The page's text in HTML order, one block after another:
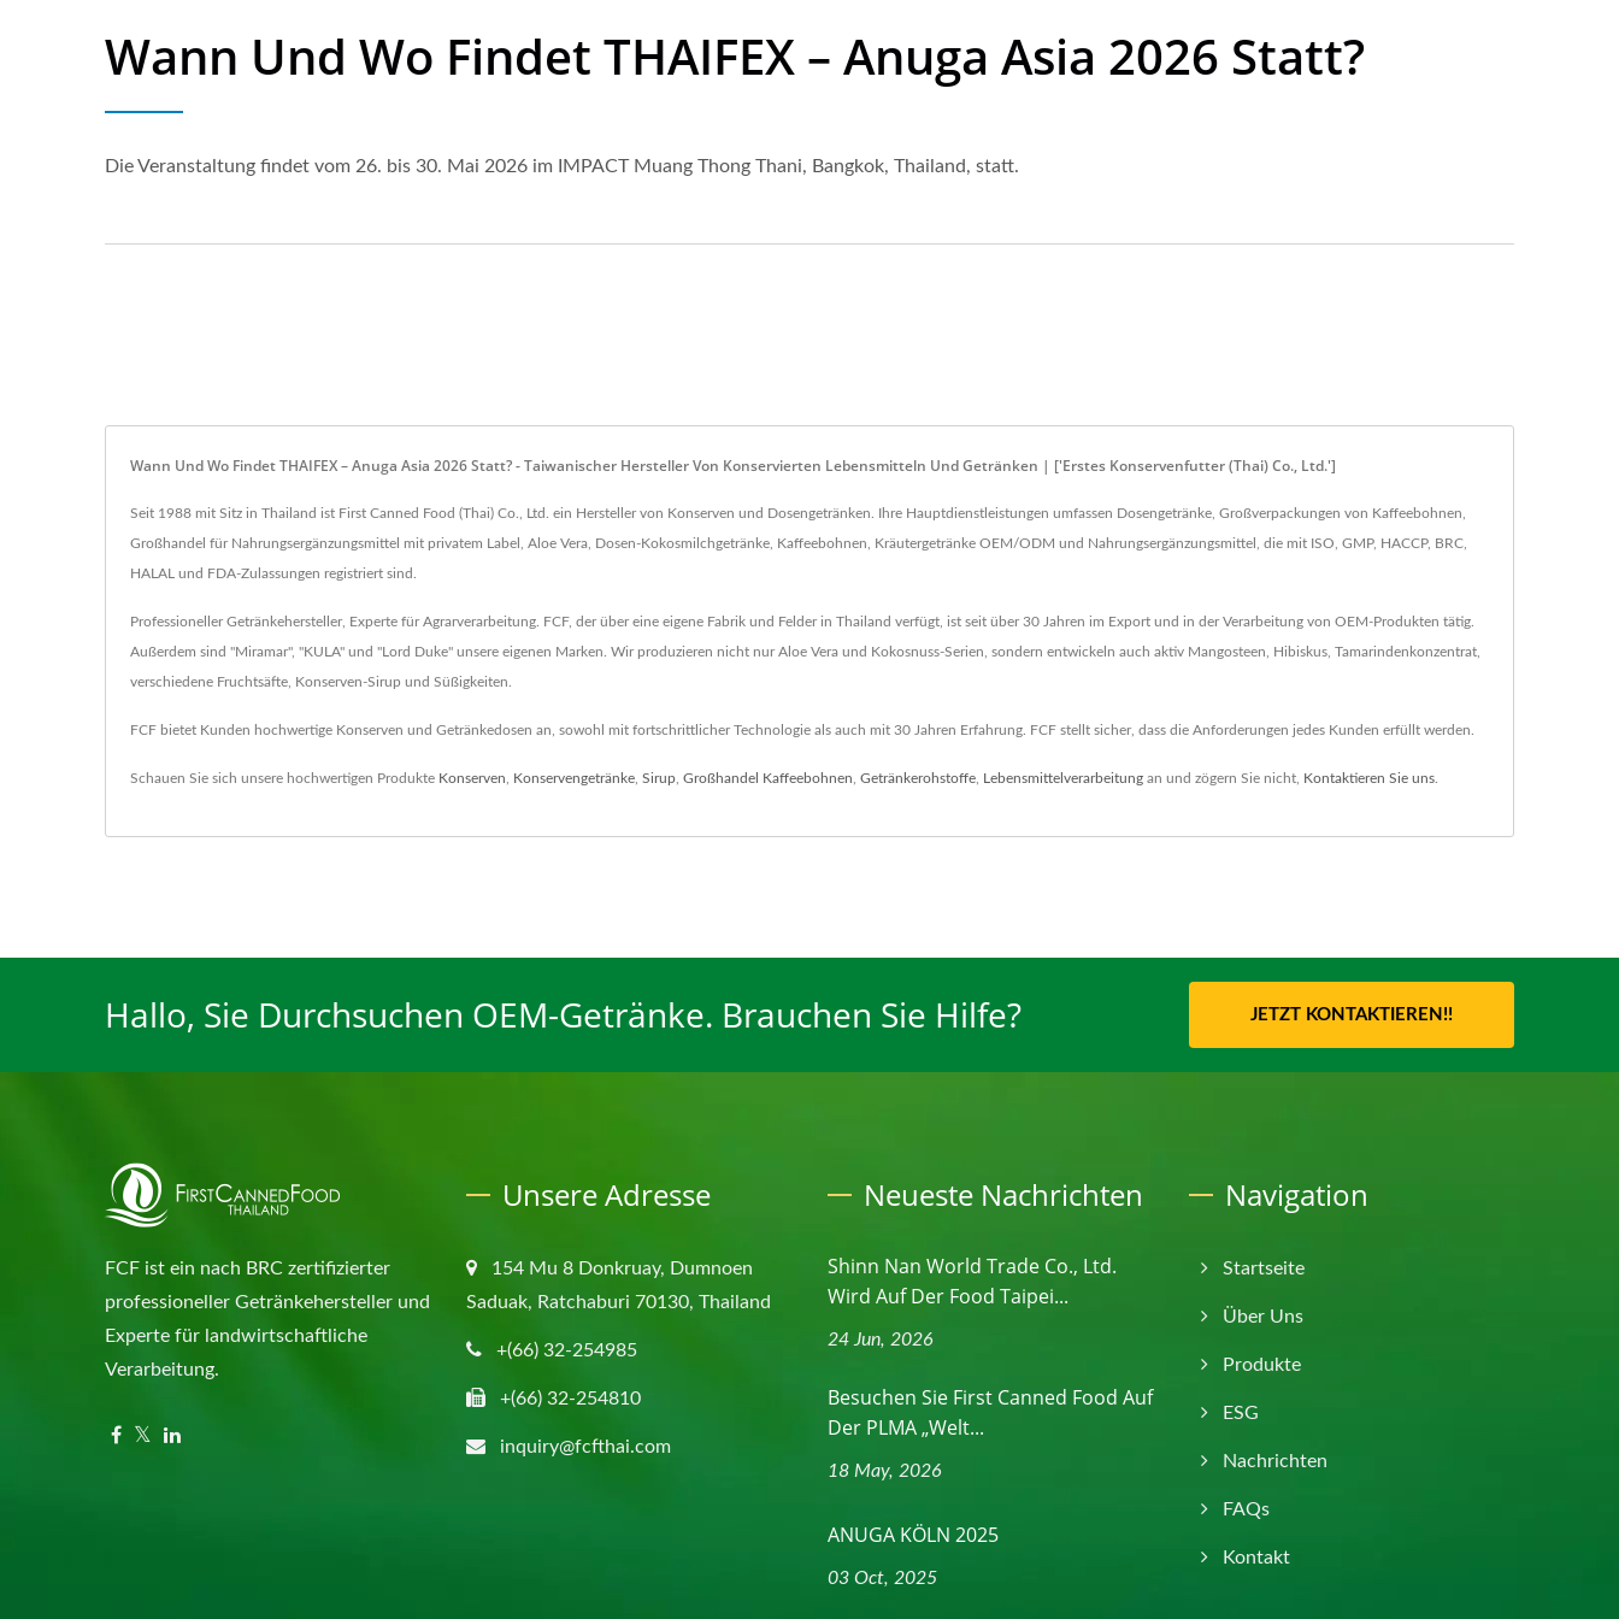
Wann Und Wo Findet THAIFEX – Anuga Asia 2026 Statt?
Die Veranstaltung findet vom 26. bis 30. Mai 2026 im IMPACT Muang Thong Thani, Bangkok, Thailand, statt.
Wann Und Wo Findet THAIFEX – Anuga Asia 2026 Statt? - Taiwanischer Hersteller Von Konservierten Lebensmitteln Und Getränken | ['Erstes Konservenfutter (Thai) Co., Ltd.']
Seit 1988 mit Sitz in Thailand ist First Canned Food (Thai) Co., Ltd. ein Hersteller von Konserven und Dosengetränken. Ihre Hauptdienstleistungen umfassen Dosengetränke, Großverpackungen von Kaffeebohnen,
Großhandel für Nahrungsergänzungsmittel mit privatem Label, Aloe Vera, Dosen-Kokosmilchgetränke, Kaffeebohnen, Kräutergetränke OEM/ODM und Nahrungsergänzungsmittel, die mit ISO, GMP, HACCP, BRC,
HALAL und FDA-Zulassungen registriert sind.
Professioneller Getränkehersteller, Experte für Agrarverarbeitung. FCF, der über eine eigene Fabrik und Felder in Thailand verfügt, ist seit über 30 Jahren im Export und in der Verarbeitung von OEM-Produkten tätig.
Außerdem sind "Miramar", "KULA" und "Lord Duke" unsere eigenen Marken. Wir produzieren nicht nur Aloe Vera und Kokosnuss-Serien, sondern entwickeln auch aktiv Mangosteen, Hibiskus, Tamarindenkonzentrat,
verschiedene Fruchtsäfte, Konserven-Sirup und Süßigkeiten.
FCF bietet Kunden hochwertige Konserven und Getränkedosen an, sowohl mit fortschrittlicher Technologie als auch mit 30 Jahren Erfahrung. FCF stellt sicher, dass die Anforderungen jedes Kunden erfüllt werden.
Schauen Sie sich unsere hochwertigen Produkte Konserven Konservengetränke Sirup Großhandel Kaffeebohnen Getränkerohstoffe Lebensmittelverarbeitung an und zögern Sie nicht, Kontaktieren Sie uns
Hallo, Sie Durchsuchen OEM-Getränke. Brauchen Sie Hilfe? JETZT KONTAKTIEREN!!
FCF ist ein nach BRC zertifizierter
professioneller Getränkehersteller und
Experte für landwirtschaftliche
Verarbeitung.
Unsere Adresse
154 Mu 8 Donkruay, Dumnoen
Saduak, Ratchaburi 70130, Thailand
+(66) 32-254985
+(66) 32-254810
inquiry@fcfthai.com
Neueste Nachrichten
Shinn Nan World Trade Co., Ltd.
Wird Auf Der Food Taipei...
24 Jun, 2026
Besuchen Sie First Canned Food Auf
Der PLMA „Welt...
18 May, 2026
ANUGA KÖLN 2025
03 Oct, 2025
Navigation
Startseite
Über Uns
Produkte
ESG
Nachrichten
FAQs
Kontakt